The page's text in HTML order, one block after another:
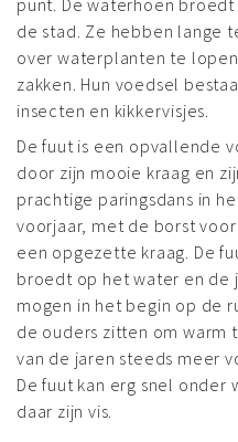
de stad. Ze hebben lange
over waterplanten te
zakken. Hun voedsel
insecten en kikkervisjes.
De fuut is een opvallende
door zijn mooie kraag en
prachtige paringsdans in
voorjaar, met de borst
een opgezette kraag. De
broedt op het water en de
mogen in het begin op de
de ouders zitten om warm
van de jaren steeds meer
De fuut kan erg snel onder
daar zijn vis.